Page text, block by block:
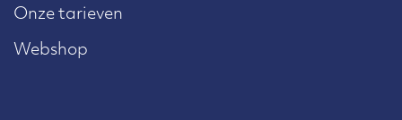
Onze tarieven
Webshop